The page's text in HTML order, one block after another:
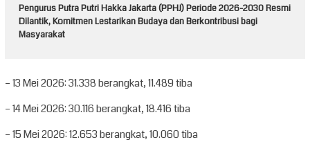
Pengurus Putra Putri Hakka Jakarta (PPHJ) Periode 2026-2030 Resmi
Dilantik, Komitmen Lestarikan Budaya dan Berkontribusi bagi
Masyarakat
– 13 Mei 2026: 31.338 berangkat, 11.489 tiba
– 14 Mei 2026: 30.116 berangkat, 18.416 tiba
– 15 Mei 2026: 12.653 berangkat, 10.060 tiba